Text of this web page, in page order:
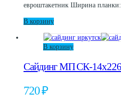
евроштакетник Ширина
В корзину
В корзину
Сайдинг МП СК-14х226
720₽